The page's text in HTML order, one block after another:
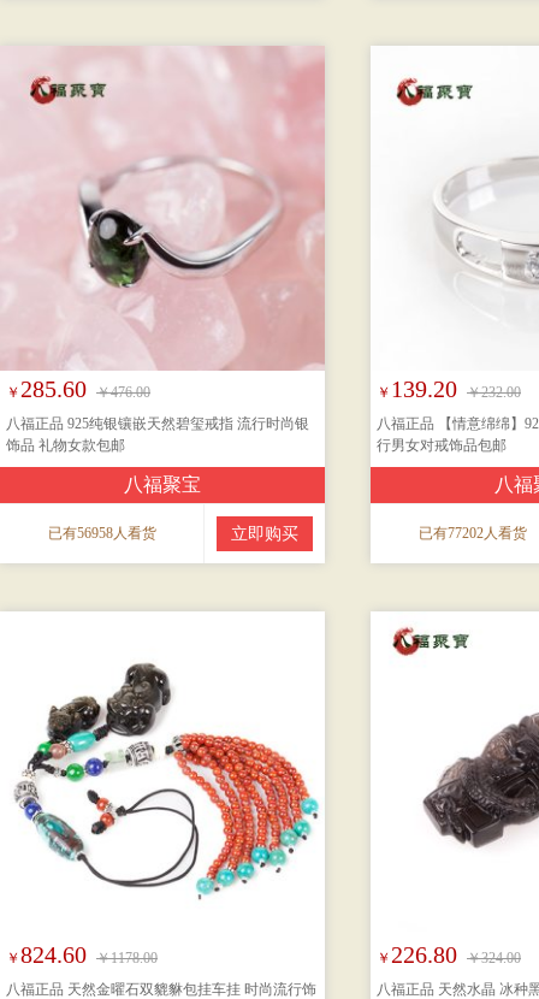
￥ 285.60 ￥476.00
八福正品 925纯银镶嵌天然碧玺戒指 流行时尚银
饰品 礼物女款包邮
八福聚宝
已有56958人看货 立即购买
￥ 139.20 ￥232.00
八福正品 【情意绵绵】
行男女对戒饰品包邮
八福
已有77202人看货
￥ 824.60 ￥1178.00
八福正品 天然金曜石双貔貅包挂车挂 时尚流行饰
￥ 226.80 ￥324.00
八福正品 天然水晶 冰种